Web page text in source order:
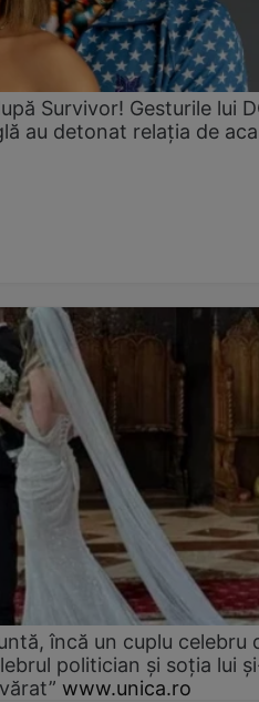
Survivor! Gesturile lui
au detonat relația de
încă un cuplu celebru
politician și soția lui
www.unica.ro